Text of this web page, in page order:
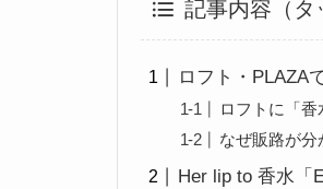
記事内容（タ
ロフト・PLAZA
ロフトに「
なぜ販路が分
Her lip to 香水「